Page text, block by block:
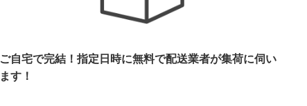
ご自宅で完結！指定日時に無料で配送業者が集荷に伺い
ます！